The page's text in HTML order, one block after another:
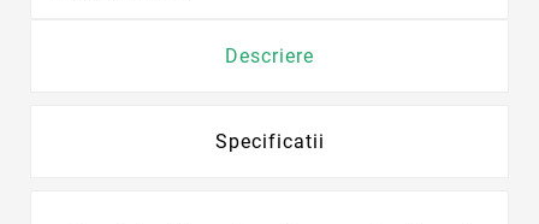
Descriere
Specificatii